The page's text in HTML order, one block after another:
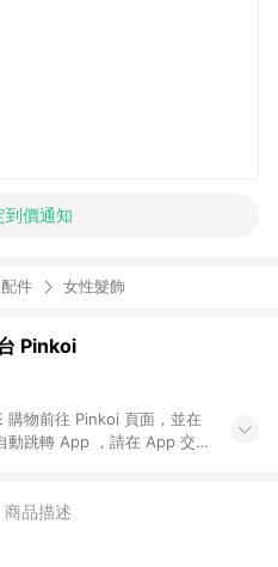
到價通知
件 女性髮飾
Pinkoi
購物前往 Pinkoi 頁面，並在
動跳轉 App ，請在 App 交
例如首購優惠，P coins，
商品描述